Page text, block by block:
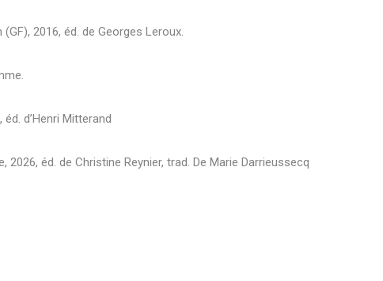
2016, éd. de Georges Leroux.
d’Henri Mitterand
2026, éd. de Christine Reynier, trad. De Marie Darrieussecq